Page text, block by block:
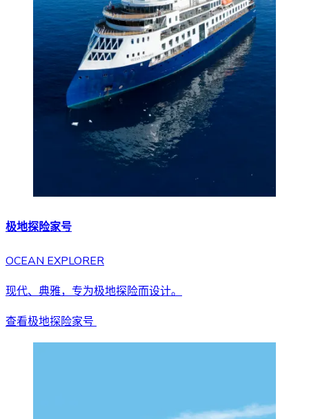
极地探险家号
OCEAN EXPLORER
现代、典雅，专为极地探险而设计。
查看极地探险家号